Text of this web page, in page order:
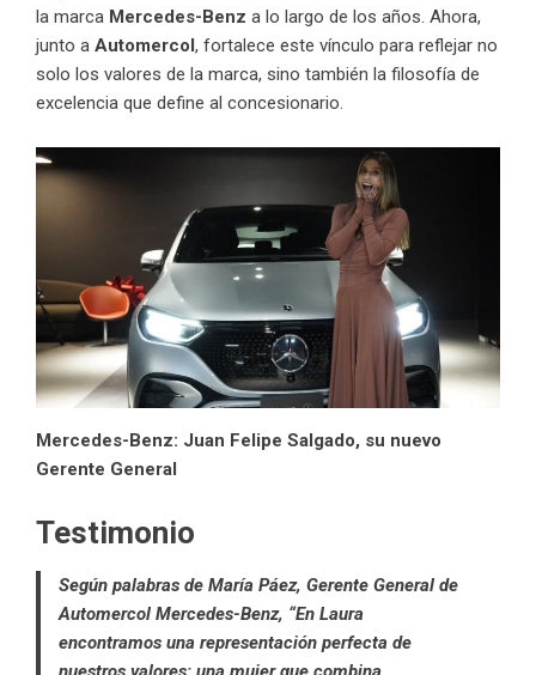
la marca Mercedes-Benz a lo largo de los años. Ahora,
junto a Automercol, fortalece este vínculo para reflejar no
solo los valores de la marca, sino también la filosofía de
excelencia que define al concesionario.
Mercedes-Benz: Juan Felipe Salgado, su nuevo
Gerente General
Testimonio
Según palabras de María Páez, Gerente General de
Automercol Mercedes-Benz, “En Laura
encontramos una representación perfecta de